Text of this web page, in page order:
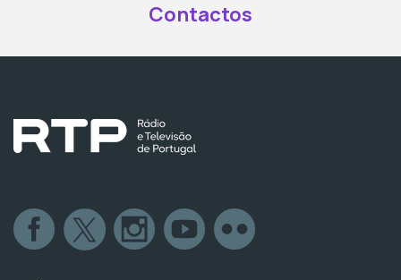
Contactos